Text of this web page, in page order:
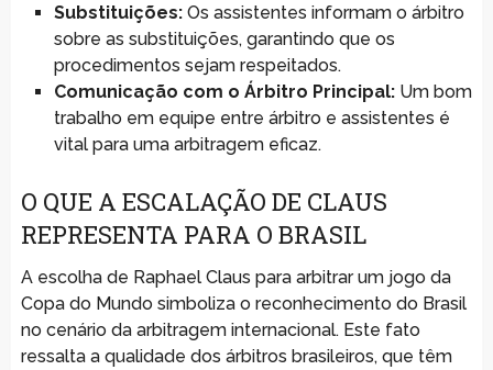
Substituições:Os assistentes informam o árbitro
sobre as substituições, garantindo que os
procedimentos sejam respeitados.
Comunicação com o Árbitro Principal:Um bom
trabalho em equipe entre árbitro e assistentes é
vital para uma arbitragem eficaz.
O QUE A ESCALAÇÃO DE CLAUS
REPRESENTA PARA O BRASIL
A escolha de Raphael Claus para arbitrar um jogo da
Copa do Mundo simboliza o reconhecimento do Brasil
no cenário da arbitragem internacional. Este fato
ressalta a qualidade dos árbitros brasileiros, que têm